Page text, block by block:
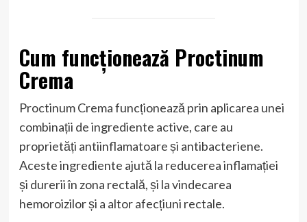
Cum funcționează Proctinum
Crema
Proctinum Crema funcționează prin aplicarea unei
combinații de ingrediente active, care au
proprietăți antiinflamatoare și antibacteriene.
Aceste ingrediente ajută la reducerea inflamației
și durerii în zona rectală, și la vindecarea
hemoroizilor și a altor afecțiuni rectale.